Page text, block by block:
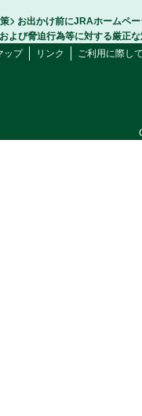
お出かけ前にJRAホームペ
よび脅迫行為等に対する厳正
ップ リンク ご利用に際し